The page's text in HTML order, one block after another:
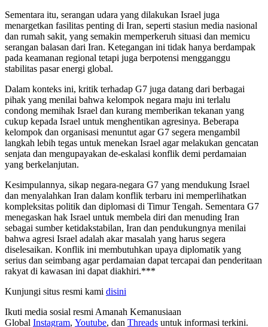
Sementara itu, serangan udara yang dilakukan Israel juga
menargetkan fasilitas penting di Iran, seperti stasiun media nasional
dan rumah sakit, yang semakin memperkeruh situasi dan memicu
serangan balasan dari Iran. Ketegangan ini tidak hanya berdampak
pada keamanan regional tetapi juga berpotensi mengganggu
stabilitas pasar energi global.
Dalam konteks ini, kritik terhadap G7 juga datang dari berbagai
pihak yang menilai bahwa kelompok negara maju ini terlalu
condong memihak Israel dan kurang memberikan tekanan yang
cukup kepada Israel untuk menghentikan agresinya. Beberapa
kelompok dan organisasi menuntut agar G7 segera mengambil
langkah lebih tegas untuk menekan Israel agar melakukan gencatan
senjata dan mengupayakan de-eskalasi konflik demi perdamaian
yang berkelanjutan.
Kesimpulannya, sikap negara-negara G7 yang mendukung Israel
dan menyalahkan Iran dalam konflik terbaru ini memperlihatkan
kompleksitas politik dan diplomasi di Timur Tengah. Sementara G7
menegaskan hak Israel untuk membela diri dan menuding Iran
sebagai sumber ketidakstabilan, Iran dan pendukungnya menilai
bahwa agresi Israel adalah akar masalah yang harus segera
diselesaikan. Konflik ini membutuhkan upaya diplomatik yang
serius dan seimbang agar perdamaian dapat tercapai dan penderitaan
rakyat di kawasan ini dapat diakhiri.***
Kunjungi situs resmi kami disini
Ikuti media sosial resmi Amanah Kemanusiaan
Global Instagram, Youtube, dan Threads untuk informasi terkini.